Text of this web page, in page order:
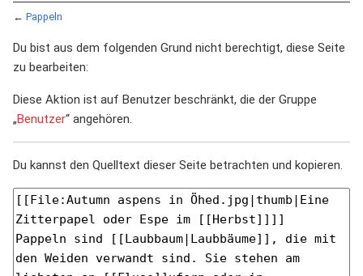
← Pappeln
Du bist aus dem folgenden Grund nicht berechtigt, diese Seite
zu bearbeiten:
Diese Aktion ist auf Benutzer beschränkt, die der Gruppe
„Benutzer“ angehören.
Du kannst den Quelltext dieser Seite betrachten und kopieren.